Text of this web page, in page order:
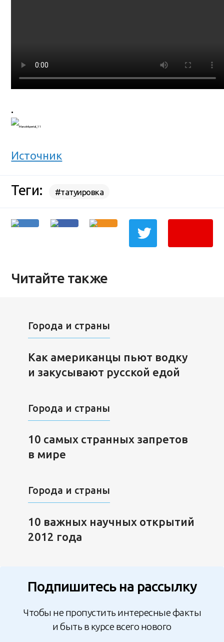
.
Источник
Теги: #татуировка
Читайте также
Города и страны
Как американцы пьют водку
и закусывают русской едой
Города и страны
10 самых странных запретов
в мире
Города и страны
10 важных научных открытий
2012 года
Подпишитесь на рассылку
Чтобы не пропустить интересные факты
и быть в курсе всего нового